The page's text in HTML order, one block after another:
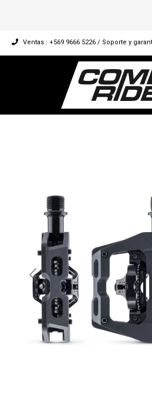
Ventas : +569 9666 5226 / Soporte y